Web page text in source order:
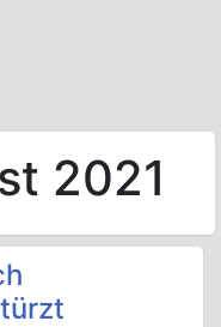
2021